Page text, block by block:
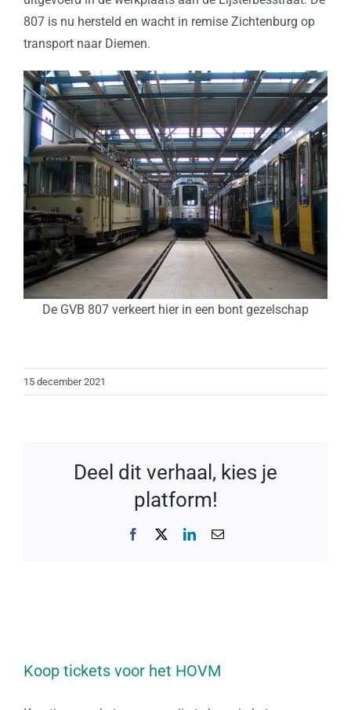
807 is nu hersteld en wacht in remise Zichtenburg op
transport naar Diemen.
De GVB 807 verkeert hier in een bont gezelschap
15 december 2021
Deel dit verhaal, kies je
platform!
Facebook LinkedIn
E-
Koop tickets voor het HOVM